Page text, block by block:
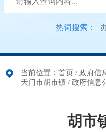
热词搜索：
当前位置： 首页 / 政府信
天门市胡市镇 / 政府信息
胡市